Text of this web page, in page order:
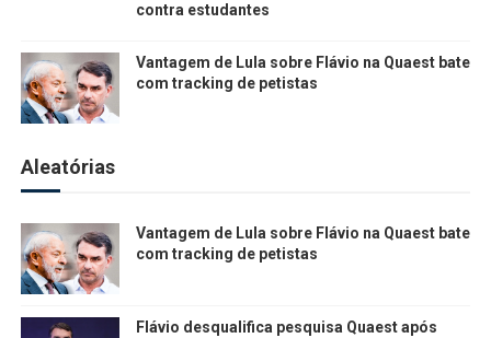
contra estudantes
Vantagem de Lula sobre Flávio na Quaest bate
com tracking de petistas
Aleatórias
Vantagem de Lula sobre Flávio na Quaest bate
com tracking de petistas
Flávio desqualifica pesquisa Quaest após